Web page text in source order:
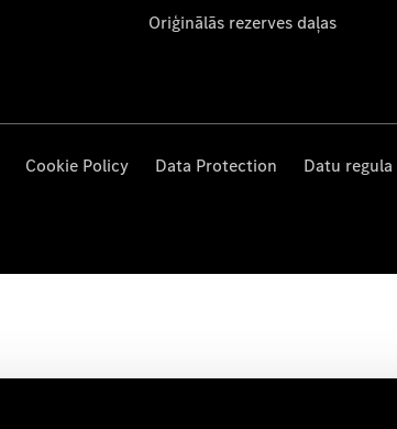
Oriģinālās rezerves daļas
Cookie Policy Data Protection Datu regula